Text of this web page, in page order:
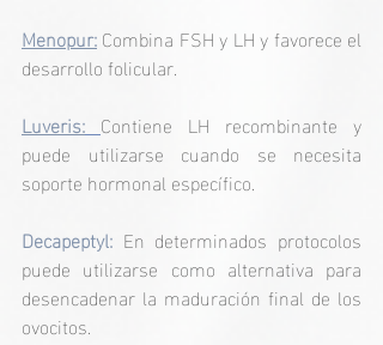
Menopur: Combina FSH y LH y favorece el
desarrollo folicular.
Luveris: Contiene LH recombinante y
puede utilizarse cuando se necesita
soporte hormonal específico.
Decapeptyl: En determinados protocolos
puede utilizarse como alternativa para
desencadenar la maduración final de los
ovocitos.